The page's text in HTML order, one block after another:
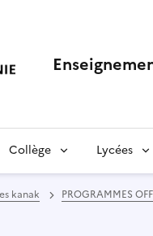
Collège Lycées
kanak PROGRAMMES